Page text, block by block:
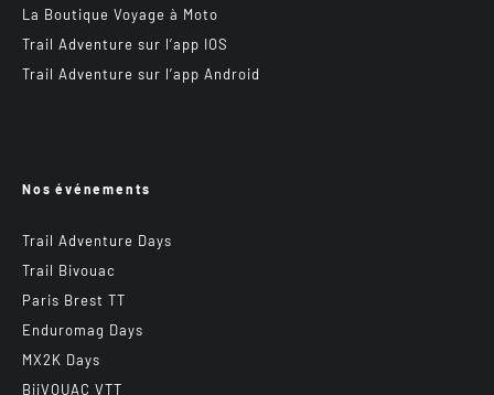
La Boutique Voyage à Moto
Trail Adventure sur l’app IOS
Trail Adventure sur l’app Android
Nos événements
Trail Adventure Days
Trail Bivouac
Paris Brest TT
Enduromag Days
MX2K Days
BiiVOUAC VTT